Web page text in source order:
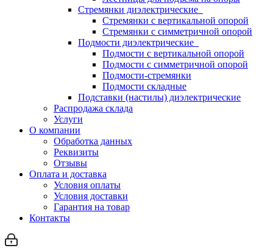
Стремянки диэлектрические
Стремянки с вертикальной опорой
Стремянки с симметричной опорой
Подмости диэлектрические
Подмости с вертикальной опорой
Подмости с симметричной опорой
Подмости-стремянки
Подмости складные
Подставки (настилы) диэлектрические
Распродажа склада
Услуги
О компании
Обработка данных
Реквизиты
Отзывы
Оплата и доставка
Условия оплаты
Условия доставки
Гарантия на товар
Контакты